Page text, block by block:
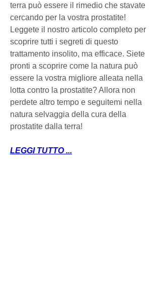
terra può essere il rimedio che stavate
cercando per la vostra prostatite!
Leggete il nostro articolo completo per
scoprire tutti i segreti di questo
trattamento insolito, ma efficace. Siete
pronti a scoprire come la natura può
essere la vostra migliore alleata nella
lotta contro la prostatite? Allora non
perdete altro tempo e seguitemi nella
natura selvaggia della cura della
prostatite dalla terra!
LEGGI TUTTO ...